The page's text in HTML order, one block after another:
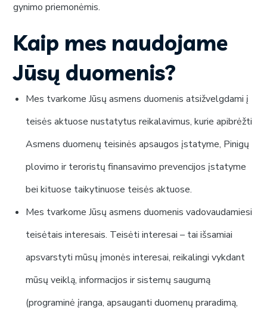
gynimo priemonėmis.
Kaip mes naudojame
Jūsų duomenis?
Mes tvarkome Jūsų asmens duomenis atsižvelgdami į
teisės aktuose nustatytus reikalavimus, kurie apibrėžti
Asmens duomenų teisinės apsaugos įstatyme, Pinigų
plovimo ir teroristų finansavimo prevencijos įstatyme
bei kituose taikytinuose teisės aktuose.
Mes tvarkome Jūsų asmens duomenis vadovaudamiesi
teisėtais interesais. Teisėti interesai – tai išsamiai
apsvarstyti mūsų įmonės interesai, reikalingi vykdant
mūsų veiklą, informacijos ir sistemų saugumą
(programinė įranga, apsauganti duomenų praradimą,